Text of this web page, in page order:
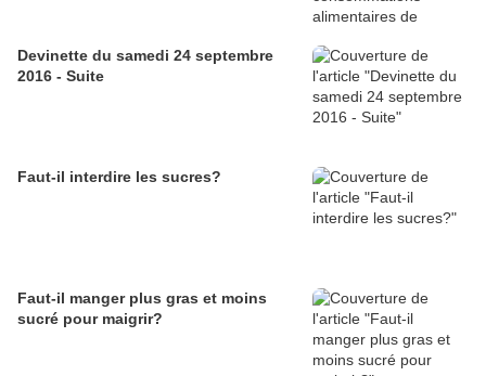
Devinette du samedi 24 septembre
2016 - Suite
Faut-il interdire les sucres?
Faut-il manger plus gras et moins
sucré pour maigrir?